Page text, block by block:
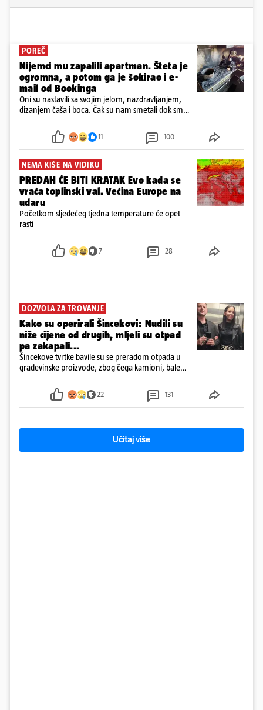
POREČ
Nijemci mu zapalili apartman. Šteta je
ogromna, a potom ga je šokirao i e-
mail od Bookinga
Oni su nastavili sa svojim jelom, nazdravljanjem,
dizanjem čaša i boca. Čak su nam smetali dok smo
požar, rekao je vlasnik
11 100
NEMA KIŠE NA VIDIKU
PREDAH ĆE BITI KRATAK Evo kada se
vraća toplinski val. Većina Europe na
udaru
Početkom sljedećeg tjedna temperature će opet
rasti
7 28
DOZVOLA ZA TROVANJE
Kako su operirali Šincekovi: Nudili su
niže cijene od drugih, mljeli su otpad
pa zakapali...
Šincekove tvrtke bavile su se preradom otpada u
građevinske proizvode, zbog čega kamioni, bale
22 131
Učitaj više